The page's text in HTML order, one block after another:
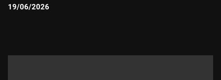
19/06/2026